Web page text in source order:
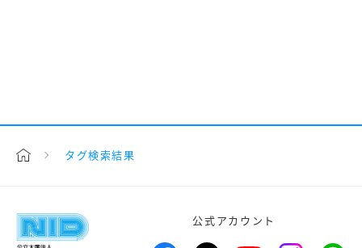
タグ検索結果
公式アカウント